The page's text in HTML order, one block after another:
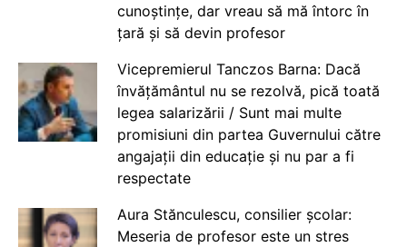
cunoștințe, dar vreau să mă întorc în
țară și să devin profesor
Vicepremierul Tanczos Barna: Dacă
învățământul nu se rezolvă, pică toată
legea salarizării / Sunt mai multe
promisiuni din partea Guvernului către
angajații din educație și nu par a fi
respectate
Aura Stănculescu, consilier școlar:
Meseria de profesor este un stres